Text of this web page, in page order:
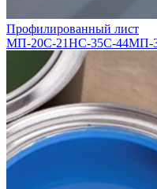
Профилированный лист
МП-20С-21НС-35С-44МП-